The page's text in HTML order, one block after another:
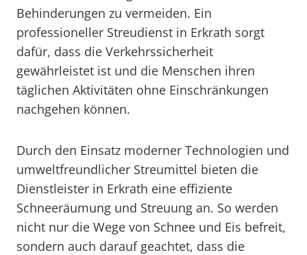
Behinderungen zu vermeiden. Ein
professioneller Streudienst in Erkrath sorgt
dafür, dass die Verkehrssicherheit
gewährleistet ist und die Menschen ihren
täglichen Aktivitäten ohne Einschränkungen
nachgehen können.
Durch den Einsatz moderner Technologien und
umweltfreundlicher Streumittel bieten die
Dienstleister in Erkrath eine effiziente
Schneeräumung und Streuung an. So werden
nicht nur die Wege von Schnee und Eis befreit,
sondern auch darauf geachtet, dass die